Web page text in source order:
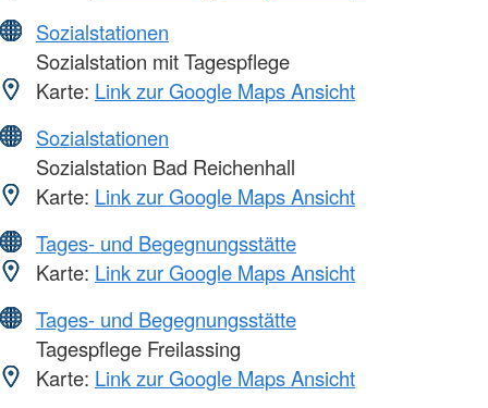
Sozialstationen
Sozialstation mit Tagespflege
Karte: Link zur Google Maps Ansicht
Sozialstationen
Sozialstation Bad Reichenhall
Karte: Link zur Google Maps Ansicht
Tages- und Begegnungsstätte
Karte: Link zur Google Maps Ansicht
Tages- und Begegnungsstätte
Tagespflege Freilassing
Karte: Link zur Google Maps Ansicht